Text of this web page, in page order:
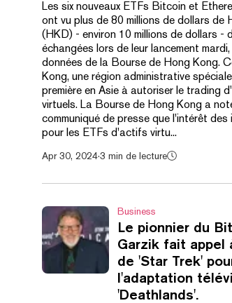
Les six nouveaux ETFs Bitcoin et
ont vu plus de 80 millions de dollars de
(HKD) - environ 10 millions de dollars -
échangées lors de leur lancement
données de la Bourse de Hong Kong.
Kong, une région administrative
première en Asie à autoriser le trading
virtuels. La Bourse de Hong Kong a
communiqué de presse que l'intérêt des
pour les ETFs d'actifs virtu...
Apr 30, 2024·3 min de lecture
Business
Le pionnier du
Garzik fait appel
de 'Star Trek'
l'adaptation
'Deathlands'.